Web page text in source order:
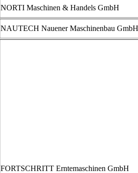
NORTI Maschinen & Handels GmbH
NAUTECH Nauener Maschinenbau GmbH
FORTSCHRITT Erntemaschinen GmbH